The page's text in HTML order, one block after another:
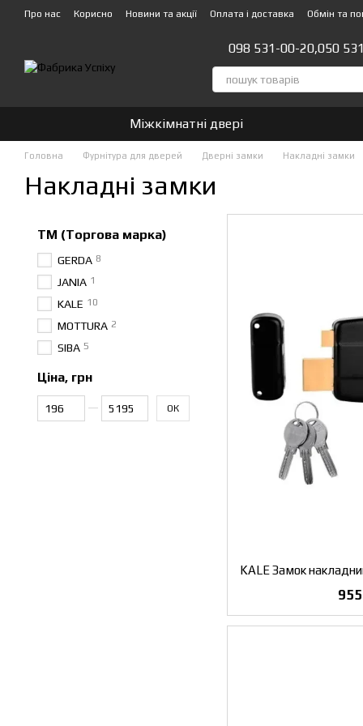
Перейти до основного контенту
Про нас Корисно Новини та акції Оплата і доставка
Обмін та
098 531-00-20,050
Міжкімнатні двері
Головна Фурнітура для дверей Дверні замки Накладні замки
Накладні замки
ТМ (Торгова марка)
GERDA 8
JANIA 1
KALE 10
MOTTURA 2
SIBA 5
Ціна, грн
ОК